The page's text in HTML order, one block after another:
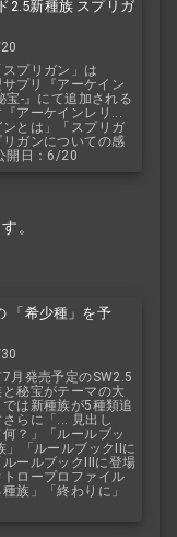
2.5新種族 スプリガ
プリガン」は
プリ『アーケイン
宝-』にて追加される
アーケインレリ...
とは」「スプリガ
ガンについての感
開日：6/20
。
「希少種」を予
7月発売予定のSW2.5
秘宝がテーマの大
は新種族が5種類追
らに「... 見出し
何？」「ルールブッ
」「ルールブックIIに
ールブックIIIに登場
ロープロファイル
族」「終わりに」